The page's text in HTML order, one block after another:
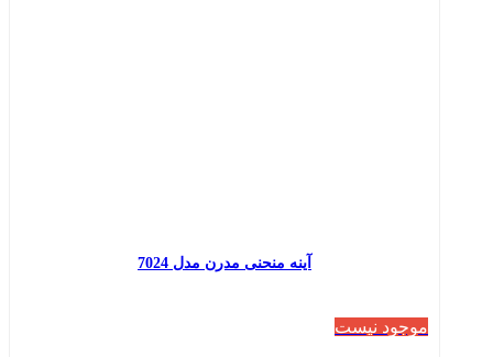
آینه منحنی مدرن مدل 7024
موجود نیست